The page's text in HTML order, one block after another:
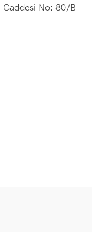
Caddesi No: 80/B